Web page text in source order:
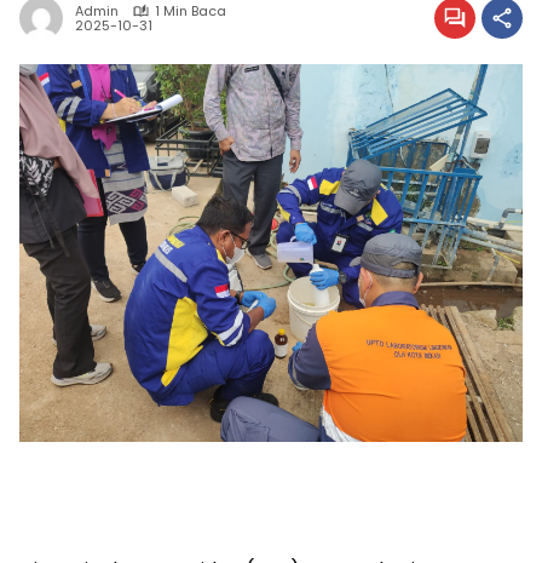
Admin 1 Min Baca
2025-10-31